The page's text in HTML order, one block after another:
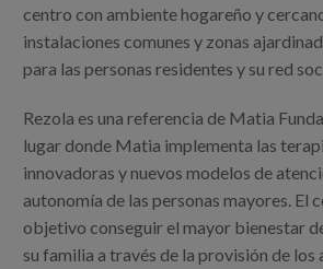
Blog
Prensa
Trabaja con nosotros
Canal de denuncias
es
centro con ambiente hogareño y
instalaciones comunes y zonas
para las personas residentes y su red
Rezola es una referencia de Matia
lugar donde Matia implementa las
innovadoras y nuevos modelos de
autonomía de las personas mayores. El
objetivo conseguir el mayor bienestar
su familia a través de la provisión de los